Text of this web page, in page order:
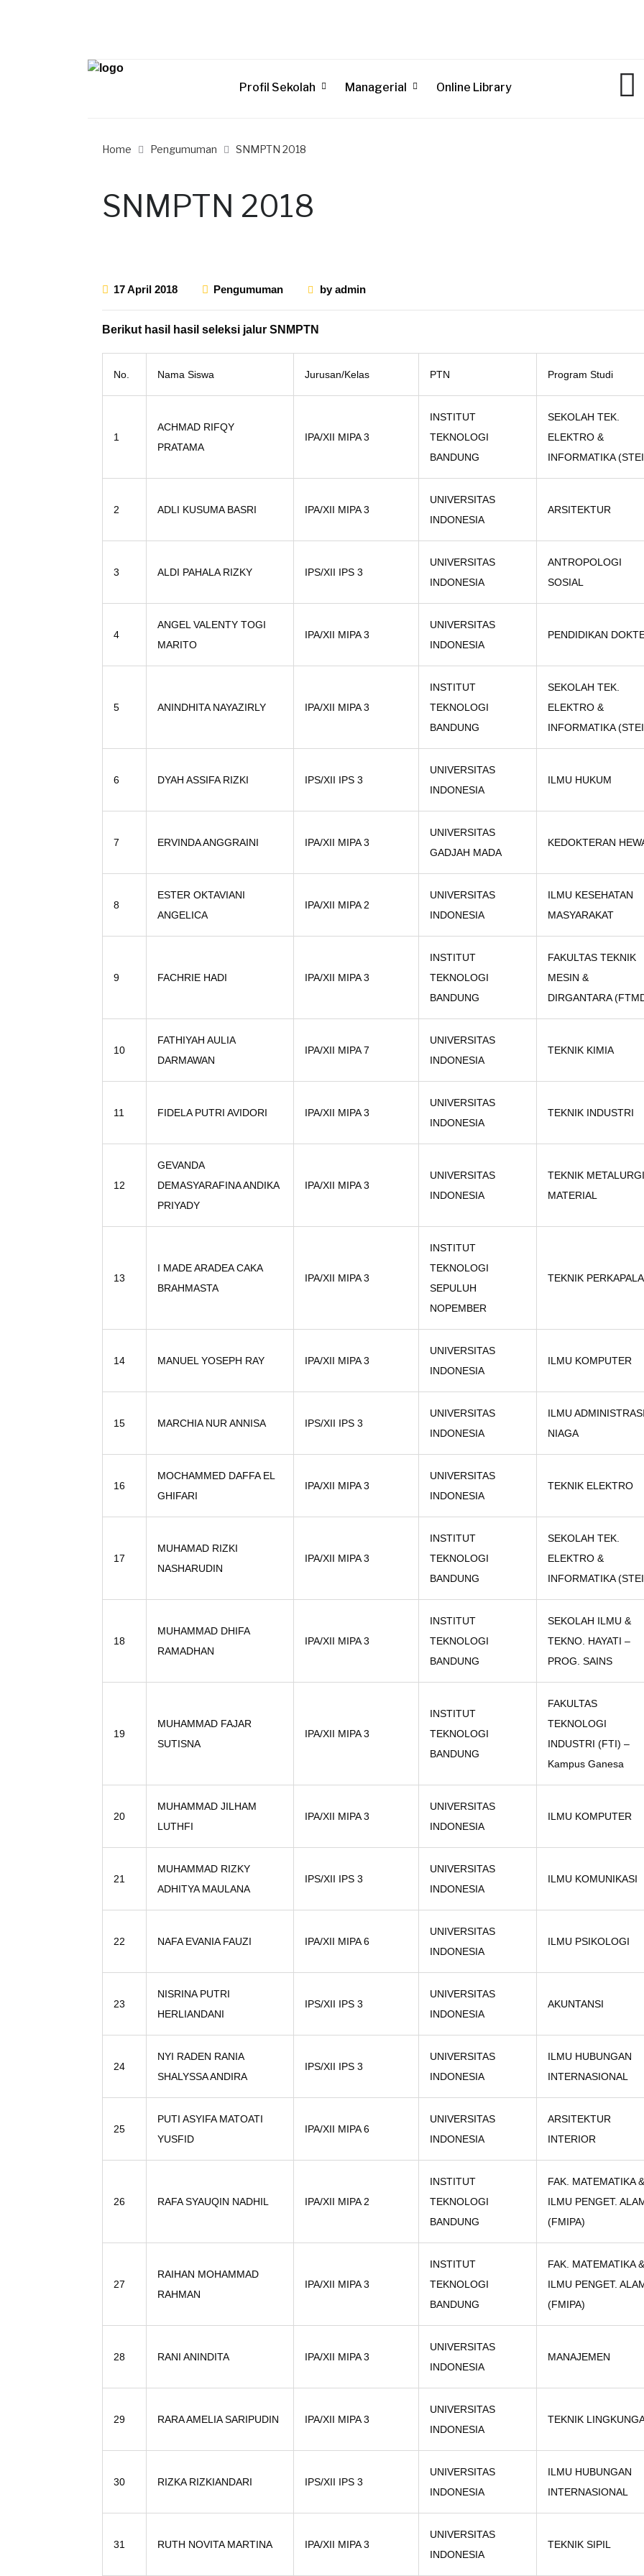
Profil Sekolah Managerial Online Library
Home Pengumuman SNMPTN 2018
SNMPTN 2018
17 April 2018 Pengumuman byadmin
Berikut hasil hasil seleksi jalur SNMPTN
No. Nama Siswa Jurusan/Kelas PTN Program Studi
1
ACHMAD RIFQY
PRATAMA
IPA/XII MIPA 3
INSTITUT
TEKNOLOGI
BANDUNG
SEKOLAH TEK.
ELEKTRO &
INFORMATIKA
2 ADLI KUSUMA BASRI IPA/XII MIPA 3
UNIVERSITAS
INDONESIA
ARSITEKTUR
3 ALDI PAHALA RIZKY IPS/XII IPS 3
UNIVERSITAS
INDONESIA
ANTROPOLOGI
SOSIAL
4
ANGEL VALENTY TOGI
MARITO
IPA/XII MIPA 3
UNIVERSITAS
INDONESIA
PENDIDIKAN
5 ANINDHITA NAYAZIRLY IPA/XII MIPA 3
INSTITUT
TEKNOLOGI
BANDUNG
SEKOLAH TEK.
ELEKTRO &
INFORMATIKA
6 DYAH ASSIFA RIZKI IPS/XII IPS 3
UNIVERSITAS
INDONESIA
ILMU HUKUM
7 ERVINDA ANGGRAINI IPA/XII MIPA 3
UNIVERSITAS
GADJAH MADA
KEDOKTERAN
8
ESTER OKTAVIANI
ANGELICA
IPA/XII MIPA 2
UNIVERSITAS
INDONESIA
ILMU KESEHATAN
MASYARAKAT
9 FACHRIE HADI IPA/XII MIPA 3
INSTITUT
TEKNOLOGI
BANDUNG
FAKULTAS TEKNIK
MESIN &
DIRGANTARA
10
FATHIYAH AULIA
DARMAWAN
IPA/XII MIPA 7
UNIVERSITAS
INDONESIA
TEKNIK KIMIA
11 FIDELA PUTRI AVIDORI IPA/XII MIPA 3
UNIVERSITAS
INDONESIA
TEKNIK INDUSTRI
12
GEVANDA
DEMASYARAFINA ANDIKA
PRIYADY
IPA/XII MIPA 3
UNIVERSITAS
INDONESIA
TEKNIK
MATERIAL
13
I MADE ARADEA CAKA
BRAHMASTA
IPA/XII MIPA 3
INSTITUT
TEKNOLOGI
SEPULUH
NOPEMBER
TEKNIK
14 MANUEL YOSEPH RAY IPA/XII MIPA 3
UNIVERSITAS
INDONESIA
ILMU KOMPUTER
15 MARCHIA NUR ANNISA IPS/XII IPS 3
UNIVERSITAS
INDONESIA
ILMU
NIAGA
16
MOCHAMMED DAFFA EL
GHIFARI
IPA/XII MIPA 3
UNIVERSITAS
INDONESIA
TEKNIK ELEKTRO
17
MUHAMAD RIZKI
NASHARUDIN
IPA/XII MIPA 3
INSTITUT
TEKNOLOGI
BANDUNG
SEKOLAH TEK.
ELEKTRO &
INFORMATIKA
18
MUHAMMAD DHIFA
RAMADHAN
IPA/XII MIPA 3
INSTITUT
TEKNOLOGI
BANDUNG
SEKOLAH ILMU &
TEKNO. HAYATI –
PROG. SAINS
19
MUHAMMAD FAJAR
SUTISNA
IPA/XII MIPA 3
INSTITUT
TEKNOLOGI
BANDUNG
FAKULTAS
TEKNOLOGI
INDUSTRI (FTI) –
Kampus Ganesa
20
MUHAMMAD JILHAM
LUTHFI
IPA/XII MIPA 3
UNIVERSITAS
INDONESIA
ILMU KOMPUTER
21
MUHAMMAD RIZKY
ADHITYA MAULANA
IPS/XII IPS 3
UNIVERSITAS
INDONESIA
ILMU KOMUNIKASI
22 NAFA EVANIA FAUZI IPA/XII MIPA 6
UNIVERSITAS
INDONESIA
ILMU PSIKOLOGI
23
NISRINA PUTRI
HERLIANDANI
IPS/XII IPS 3
UNIVERSITAS
INDONESIA
AKUNTANSI
24
NYI RADEN RANIA
SHALYSSA ANDIRA
IPS/XII IPS 3
UNIVERSITAS
INDONESIA
ILMU HUBUNGAN
INTERNASIONAL
25
PUTI ASYIFA MATOATI
YUSFID
IPA/XII MIPA 6
UNIVERSITAS
INDONESIA
ARSITEKTUR
INTERIOR
26 RAFA SYAUQIN NADHIL IPA/XII MIPA 2
INSTITUT
TEKNOLOGI
BANDUNG
FAK. MATEMATIKA &
ILMU PENGET.
(FMIPA)
27
RAIHAN MOHAMMAD
RAHMAN
IPA/XII MIPA 3
INSTITUT
TEKNOLOGI
BANDUNG
FAK. MATEMATIKA &
ILMU PENGET.
(FMIPA)
28 RANI ANINDITA IPA/XII MIPA 3
UNIVERSITAS
INDONESIA
MANAJEMEN
29 RARA AMELIA SARIPUDIN IPA/XII MIPA 3
UNIVERSITAS
INDONESIA
TEKNIK
30 RIZKA RIZKIANDARI IPS/XII IPS 3
UNIVERSITAS
INDONESIA
ILMU HUBUNGAN
INTERNASIONAL
31 RUTH NOVITA MARTINA IPA/XII MIPA 3
UNIVERSITAS
INDONESIA
TEKNIK SIPIL